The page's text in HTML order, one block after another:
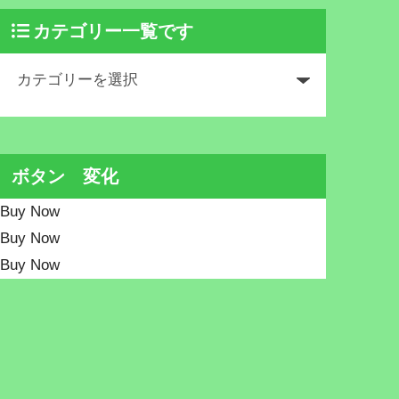
カテゴリー一覧です
ボタン 変化
Buy Now
Buy Now
Buy Now